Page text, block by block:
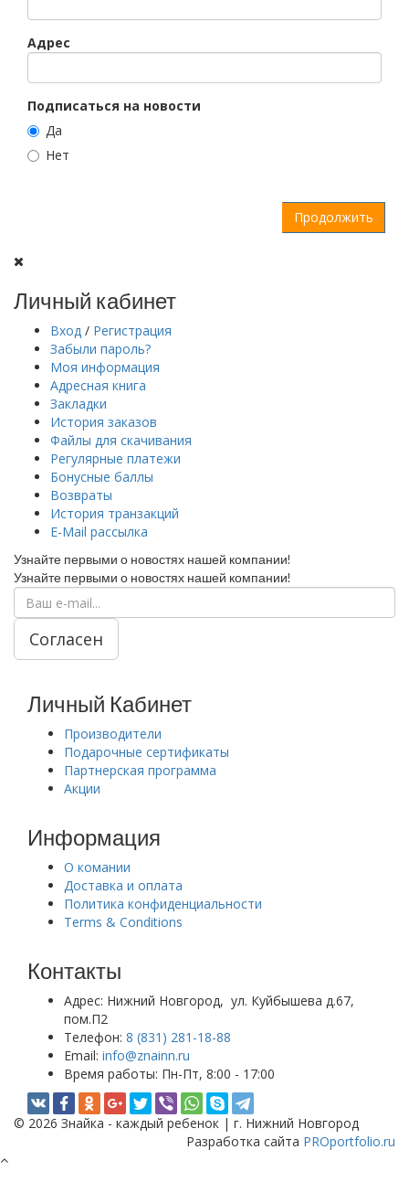
Адрес
Подписаться на новости
Да
Нет
Продолжить
Личный кабинет
Вход / Регистрация
Забыли пароль?
Моя информация
Адресная книга
Закладки
История заказов
Файлы для скачивания
Регулярные платежи
Бонусные баллы
Возвраты
История транзакций
E-Mail рассылка
Узнайте первыми о новостях нашей компании!
Узнайте первыми о новостях нашей компании!
Согласен
Личный Кабинет
Производители
Подарочные сертификаты
Партнерская программа
Акции
Информация
О комании
Доставка и оплата
Политика конфиденциальности
Terms & Conditions
Контакты
Адрес: Нижний Новгород, ул. Куйбышева д.67,
пом.П2
Телефон: 8 (831) 281-18-88
Email: info@znainn.ru
Время работы: Пн-Пт, 8:00 - 17:00
© 2026 Знайка - каждый ребенок | г. Нижний Новгород
Разработка сайта PROportfolio.ru